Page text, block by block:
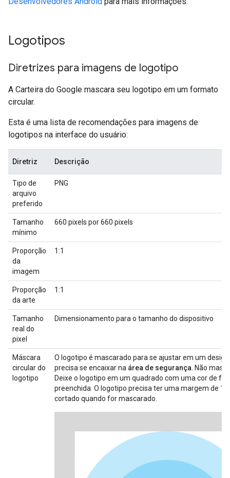
Logotipos
Diretrizes para imagens de logotipo
A Carteira do Google mascara seu logotipo em um formato
circular.
Esta é uma lista de recomendações para imagens de
logotipos na interface do usuário:
Diretriz Descrição
Tipo de
arquivo
preferido
PNG
Tamanho
mínimo
660 pixels por 660 pixels
Proporção
da
imagem
1:1
Proporção
da arte
1:1
Tamanho
real do
pixel
Dimensionamento para o tamanho do dispositivo
Máscara
circular do
logotipo
O logotipo é mascarado para se ajustar em um
precisa se encaixar na área de segurança. Não
Deixe o logotipo em um quadrado com uma cor de
preenchida. O logotipo precisa ter uma margem de
cortado quando for mascarado.